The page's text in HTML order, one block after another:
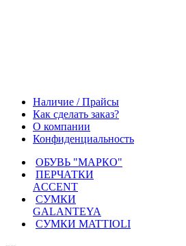
Наличие / Прайсы
Как сделать заказ?
О компании
Конфиденциальность
ОБУВЬ "МАРКО"
ПЕРЧАТКИ
ACCENT
СУМКИ
GALANTEYA
СУМКИ MATTIOLI